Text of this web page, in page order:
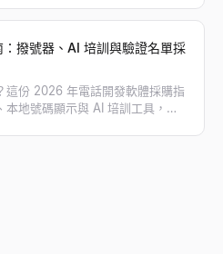
撥號器、AI 培訓與驗證名單採
這份 2026 年電話開發軟體採購指
地號碼顯示與 AI 培訓工具，並